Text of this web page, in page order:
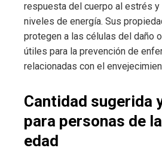
respuesta del cuerpo al estrés y
niveles de energía. Sus
protegen a las células del daño
útiles para la prevención de
relacionadas con el
Cantidad sugerida
para personas de
edad